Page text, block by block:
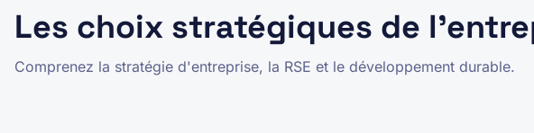
Les choix stratégiques de
Comprenez la stratégie d'entreprise, la RSE et le développement durable.